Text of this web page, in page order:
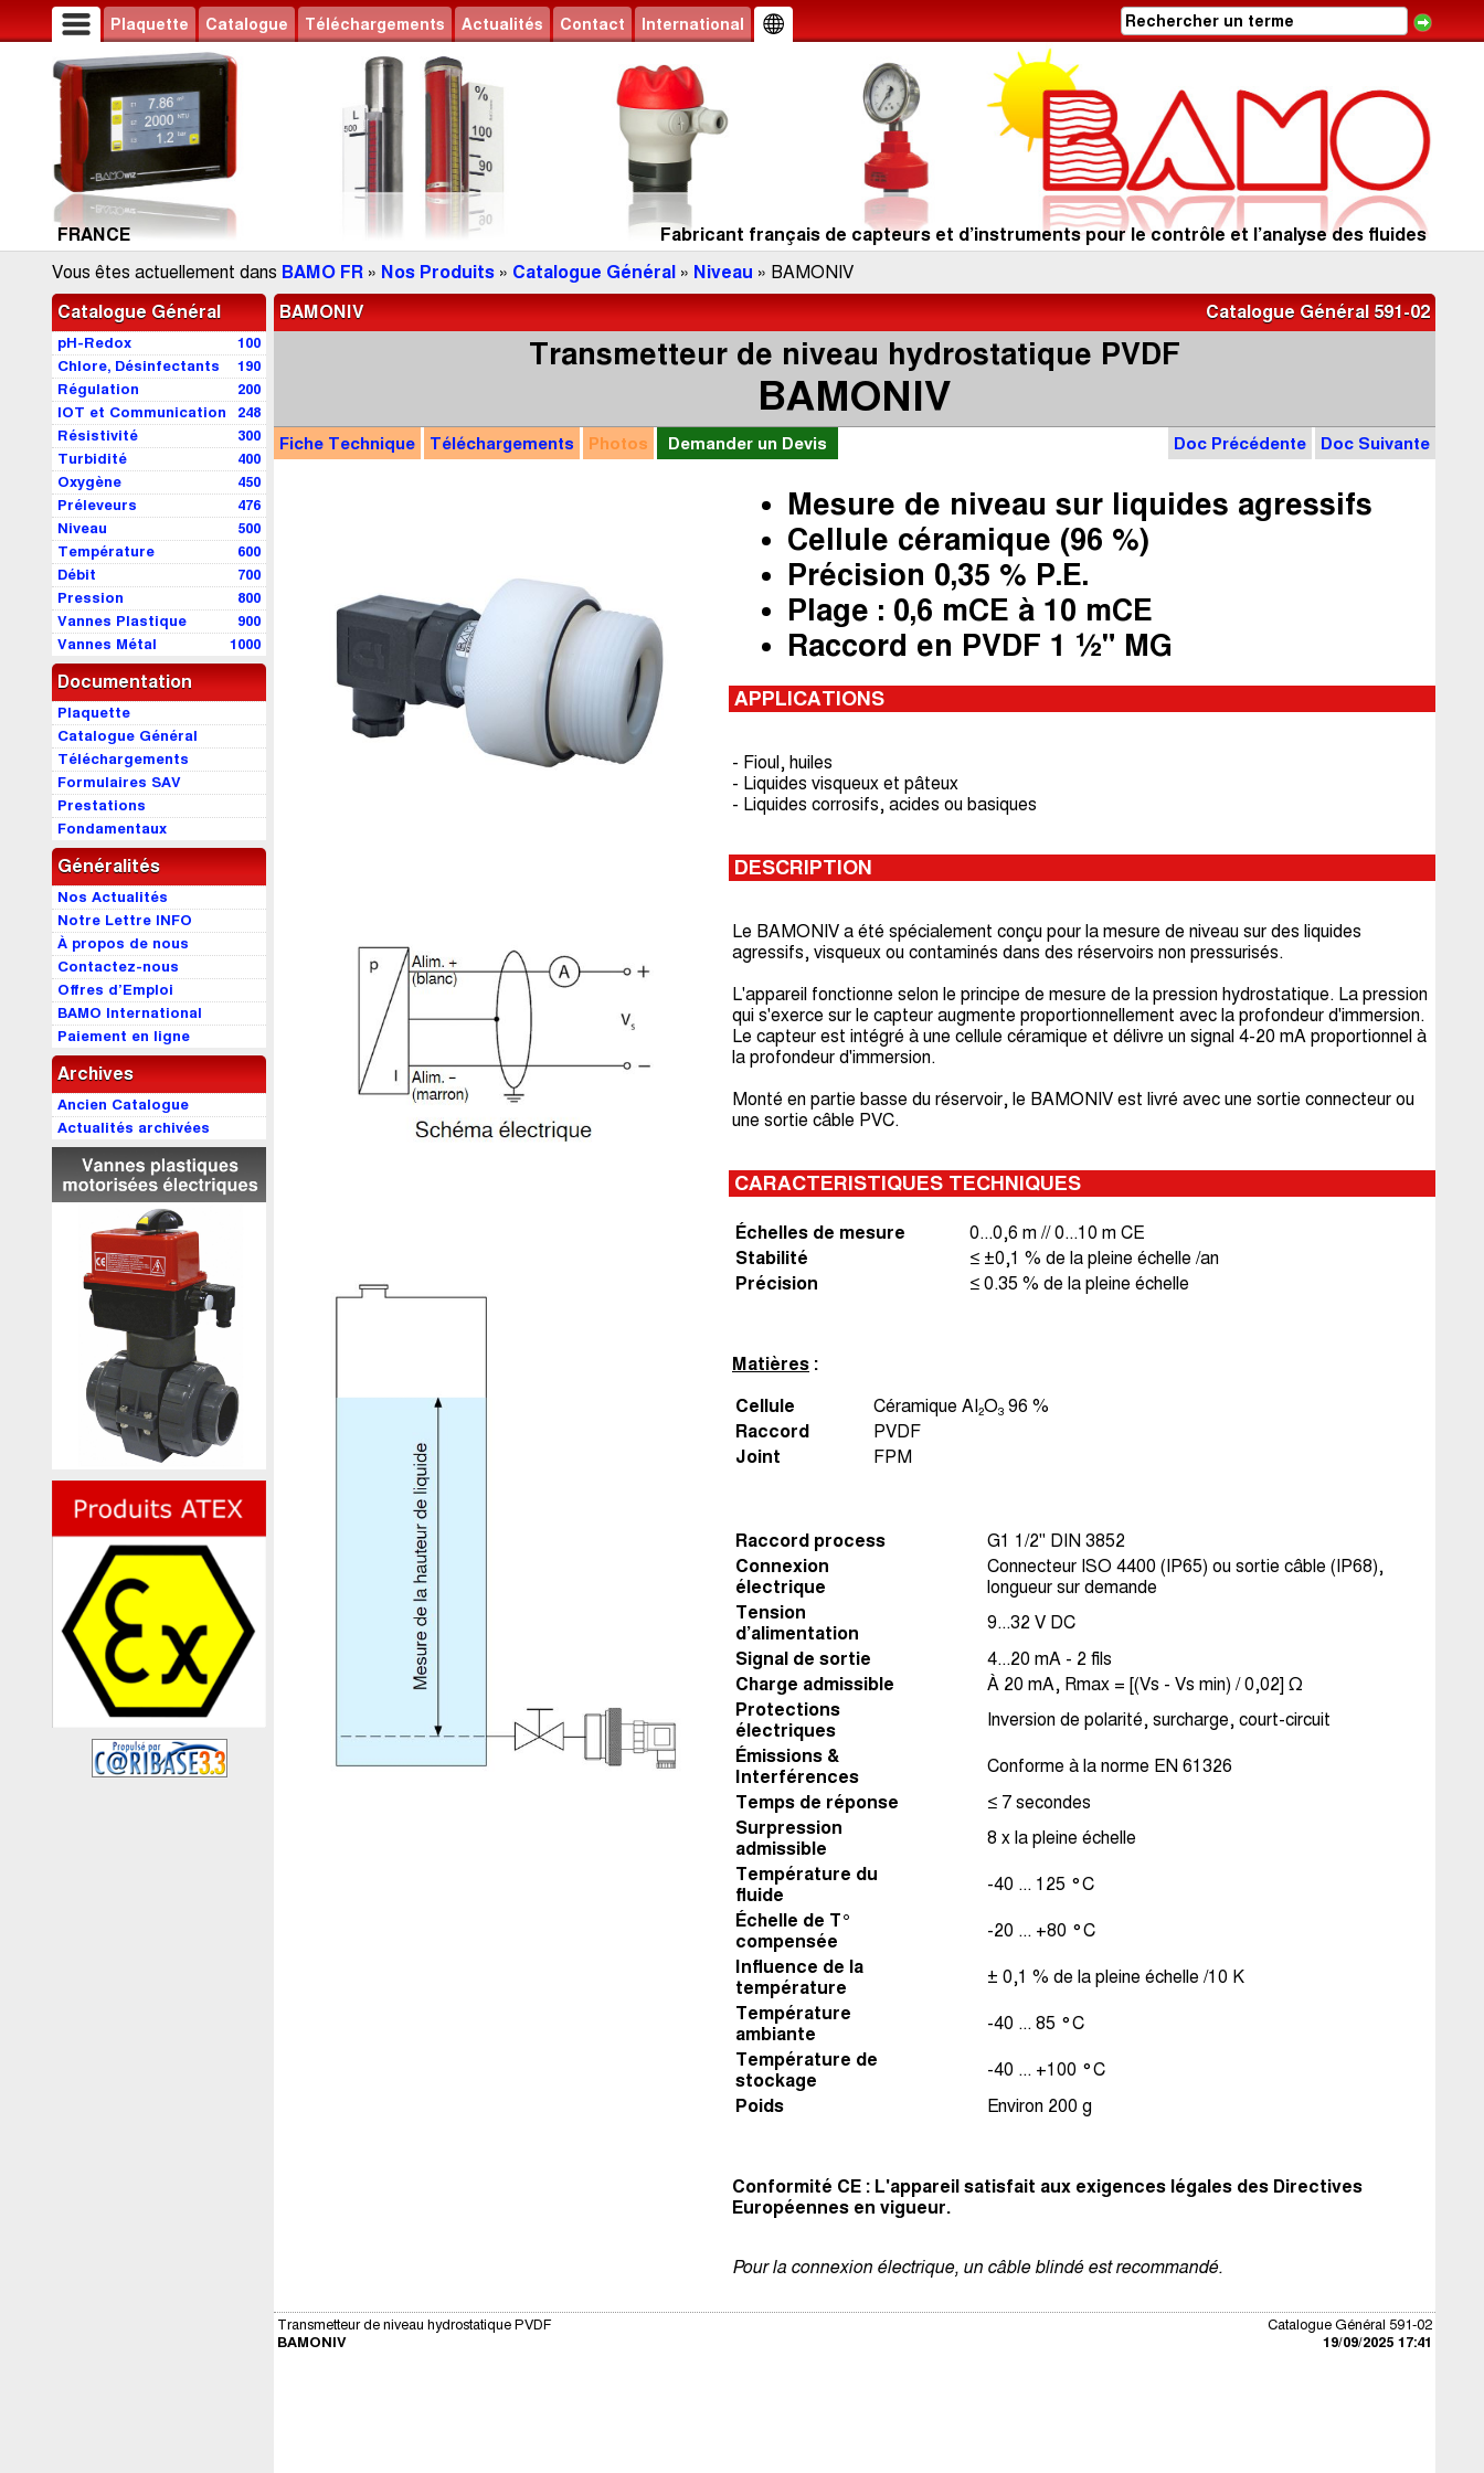
Plaquette Catalogue Téléchargements Actualités Contact International
FRANCE
Fabricant français de capteurs et d’instruments pour le contrôle et l’analyse des fluides
Vous êtes actuellement dans BAMO FR » Nos Produits » Catalogue Général » Niveau » BAMONIV
Catalogue Général
100
pH-Redox
190
Chlore, Désinfectants
200
Régulation
248
IOT et Communication
300
Résistivité
400
Turbidité
450
Oxygène
476
Préleveurs
500
Niveau
600
Température
700
Débit
800
Pression
900
Vannes Plastique
1000
Vannes Métal
Documentation
Plaquette
Catalogue Général
Téléchargements
Formulaires SAV
Prestations
Fondamentaux
Généralités
Nos Actualités
Notre Lettre INFO
À propos de nous
Contactez-nous
Offres d’Emploi
BAMO International
Paiement en ligne
Archives
Ancien Catalogue
Actualités archivées
Catalogue Général 591-02
BAMONIV
Transmetteur de niveau hydrostatique PVDF
BAMONIV
Doc Précédente Doc Suivante
Fiche Technique Téléchargements Photos Demander un Devis
Mesure de niveau sur liquides agressifs
Cellule céramique (96 %)
Précision 0,35 % P.E.
Plage : 0,6 mCE à 10 mCE
Raccord en PVDF 1 ½" MG
APPLICATIONS
- Fioul, huiles
- Liquides visqueux et pâteux
- Liquides corrosifs, acides ou basiques
DESCRIPTION
Le BAMONIV a été spécialement conçu pour la mesure de niveau sur des liquides
agressifs, visqueux ou contaminés dans des réservoirs non pressurisés.
L'appareil fonctionne selon le principe de mesure de la pression hydrostatique. La pression
qui s'exerce sur le capteur augmente proportionnellement avec la profondeur d'immersion.
Le capteur est intégré à une cellule céramique et délivre un signal 4-20 mA proportionnel à
la profondeur d'immersion.
Monté en partie basse du réservoir, le BAMONIV est livré avec une sortie connecteur ou
une sortie câble PVC.
CARACTERISTIQUES TECHNIQUES
Échelles de mesure
0...0,6 m // 0...10 m CE
Stabilité
≤ ±0,1 % de la pleine échelle /an
Précision
≤ 0.35 % de la pleine échelle
Matières :
Cellule
Céramique AI₂O₃ 96 %
Raccord
PVDF
Joint
FPM
Raccord process
G1 1/2" DIN 3852
Connexion
électrique
Connecteur ISO 4400 (IP65) ou sortie câble (IP68),
longueur sur demande
Tension
d’alimentation
9...32 V DC
Signal de sortie
4...20 mA - 2 fils
Charge admissible
À 20 mA, Rmax = [(Vs - Vs min) / 0,02] Ω
Protections
électriques
Inversion de polarité, surcharge, court-circuit
Émissions &
Interférences
Conforme à la norme EN 61326
Temps de réponse
≤ 7 secondes
Surpression
admissible
8 x la pleine échelle
Température du
fluide
-40 ... 125 °C
Échelle de T°
compensée
-20 ... +80 °C
Influence de la
température
± 0,1 % de la pleine échelle /10 K
Température
ambiante
-40 ... 85 °C
Température de
stockage
-40 ... +100 °C
Poids
Environ 200 g
Conformité CE : L'appareil satisfait aux exigences légales des Directives
Européennes en vigueur.
Pour la connexion électrique, un câble blindé est recommandé.
Catalogue Général 591-02
19/09/2025 17:41
Transmetteur de niveau hydrostatique PVDF
BAMONIV